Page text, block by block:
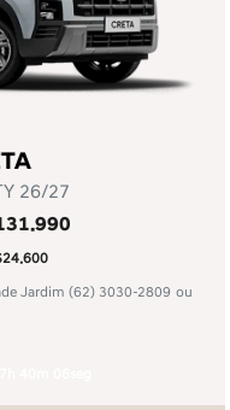
26/27
Jardim (62) 3030-2809 ou